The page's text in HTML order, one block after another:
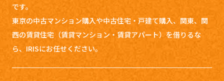
です。
東京の中古マンション購入や中古住宅・戸建て購入、関東、関
西の賃貸住宅（賃貸マンション・賃貸アパート）を借りるな
ら、IRISにお任せください。